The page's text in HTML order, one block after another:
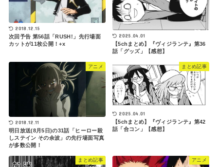
2018.12.15
次回予告 第56話「RUSH!」先行場面
カットが11枚公開！+x
2025.04.01
【5chまとめ】『ヴィジランテ』第36
話「グッズ」【感想】
アニメ
2018.12.11
明日放送(8月5日)の31話「ヒーロー殺
しステイン その余波」の先行場面写真
が多数公開！
まとめ記事
2025.04.01
【5chまとめ】『ヴィジランテ』第42
話「合コン」【感想】
まとめ記事 アニメ